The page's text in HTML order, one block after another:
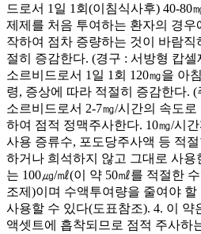
드로서 1일 1회(이침식사후) 40-80
제제를 처음 투여하는 환자의 경우
작하여 점차 증량하는 것이 바람직
절히 증감한다. (경구 : 서방형 캅
소르비드로서 1일 1회 120㎎을 아
령, 증상에 따라 적절히 증감한다.
소르비드로서 2-7㎎/시간의 속도
하여 점적 정맥주사한다. 10㎎/시
사용 증류수, 포도당주사액 등 적
하거나 희석하지 않고 그대로 사용
는 100㎍/㎖(이 약 50㎖를 적절한
조제)이며 수액투여량을 줄여야 할
사용할 수 있다(도표참조). 4. 이 약
액셋트에 흡착되므로 점적 주사하